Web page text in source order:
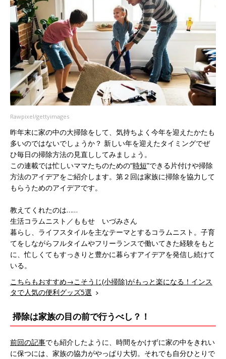
Rawpixel/gettyimages
昨年末に家の中の大掃除をして、気持ちよく今年を迎えたかたも
多いのではないでしょうか？ 新しい年を迎えたタイミングでぜ
ひ毎日の掃除方法の見直ししてみましょう。
この連載では忙しいママたちのための“時短”できる片付けや掃除
方法のアイデアをご紹介します。第２回は家族に掃除を協力して
もらうためのアイデアです。
教えてくれたのは……
生活コラムニスト／ももせ いづみさん
暮らし、ライフスタイルを主なテーマとするコラムニスト。子育
てをしながらフルタイムやフリーランスで働いてきた経験をもと
に、忙しくてもすっきりと豊かに暮らすアイデアを発信し続けて
いる。
こちらもおすすめ→こそうじ(小掃除)がもっと楽になる！インス
タで人気の便利グッズ5選
掃除は家族の目の前で行うべし？！
前回の記事でも紹介したように、時間をかけずに家の中をきれい
に保つには、家族の協力がやっぱり大切。それでも自分ひとりで